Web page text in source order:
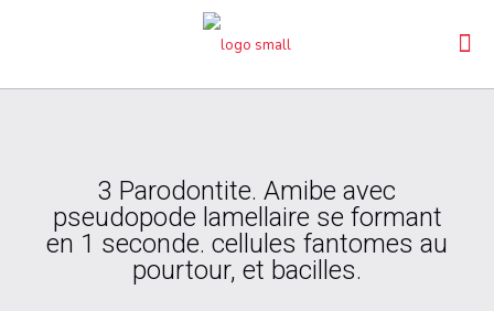
3 Parodontite. Amibe avec
pseudopode lamellaire se formant
en 1 seconde. cellules fantomes au
pourtour, et bacilles.